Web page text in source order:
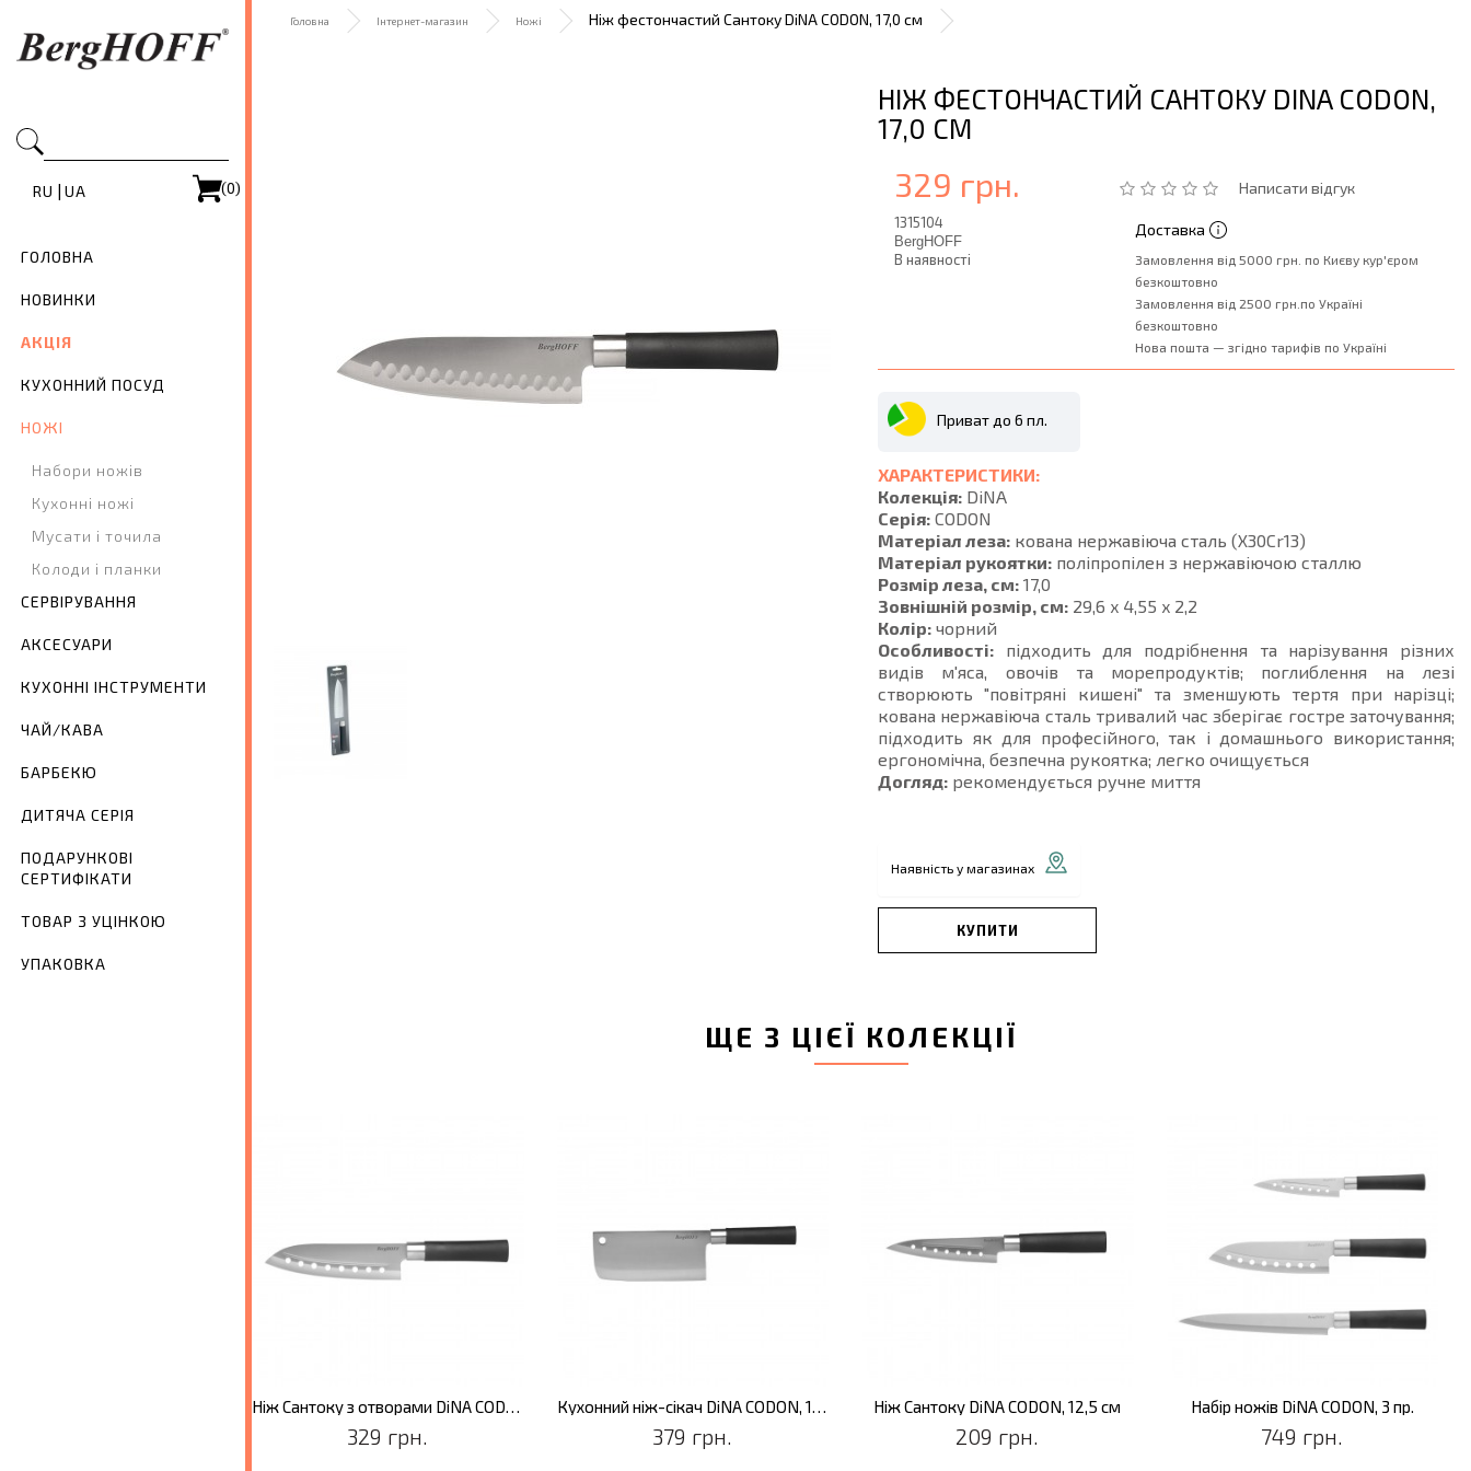
RU | UA (0)
ГОЛОВНА
НОВИНКИ
АКЦІЯ
КУХОННИЙ ПОСУД
НОЖІ
Набори ножів
Кухонні ножі
Мусати і точила
Колоди і планки
СЕРВІРУВАННЯ
АКСЕСУАРИ
КУХОННІ ІНСТРУМЕНТИ
ЧАЙ/КАВА
БАРБЕКЮ
ДИТЯЧА СЕРІЯ
ПОДАРУНКОВІ
СЕРТИФІКАТИ
ТОВАР З УЦІНКОЮ
УПАКОВКА
Головна Інтернет-магазин Ножі Ніж фестончастий Сантоку DiNA CODON, 17,0 см
НІЖ ФЕСТОНЧАСТИЙ САНТОКУ DINA CODON,
17,0 СМ
Написати відгук
329 грн.
1315104
BergHOFF
В наявності
Доставка
Замовлення від 5000 грн. по Києву кур'єром
безкоштовно
Замовлення від 2500 грн.по Україні
безкоштовно
Нова пошта — згідно тарифів по Україні
Приват до 6 пл.
ХАРАКТЕРИСТИКИ:
Колекція: DiNA
Серія: CODON
Матеріал леза: кована нержавіюча сталь (X30Cr13)
Матеріал рукоятки: поліпропілен з нержавіючою сталлю
Розмір леза, см: 17,0
Зовнішній розмір, см: 29,6 x 4,55 x 2,2
Колір: чорний
Особливості: підходить для подрібнення та нарізування різних
видів м'яса, овочів та морепродуктів; поглиблення на лезі
створюють "повітряні кишені" та зменшують тертя при нарізці;
кована нержавіюча сталь тривалий час зберігає гостре заточування;
підходить як для професійного, так і домашнього використання;
ергономічна, безпечна рукоятка; легко очищується
Догляд: рекомендується ручне миття
Наявність у магазинах
КУПИТИ
ЩЕ З ЦІЄЇ КОЛЕКЦІЇ
Ніж Сантоку з отворами DiNA CODON, 17 см
329 грн.
Кухонний ніж-сікач DiNA CODON, 17 см
379 грн.
Ніж Сантоку DiNA CODON, 12,5 см
209 грн.
Набір ножів DiNA CODON, 3 пр.
749 грн.